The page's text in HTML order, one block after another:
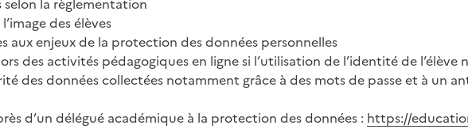
la règlementation
des élèves
aux enjeux de la protection des données personnelles
des activités pédagogiques en ligne si l’utilisation de l’identité de l’élève
des données collectées notamment grâce à des mots de passe et à un
d’un délégué académique à la protection des données : https://